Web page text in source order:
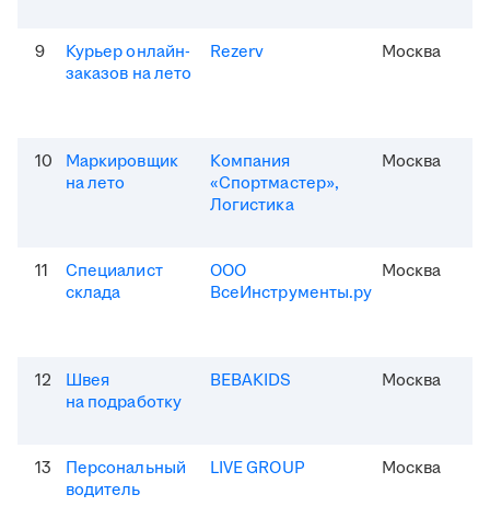
9
Курьер онлайн-
заказов на лето
Rezerv Москва
10
Маркировщик
на лето
Компания
«Спортмастер»,
Логистика
Москва
11
Специалист
склада
ООО
ВсеИнструменты.ру
Москва
12
Швея
на подработку
BEBAKIDS Москва
13
Персональный
водитель
LIVE GROUP Москва